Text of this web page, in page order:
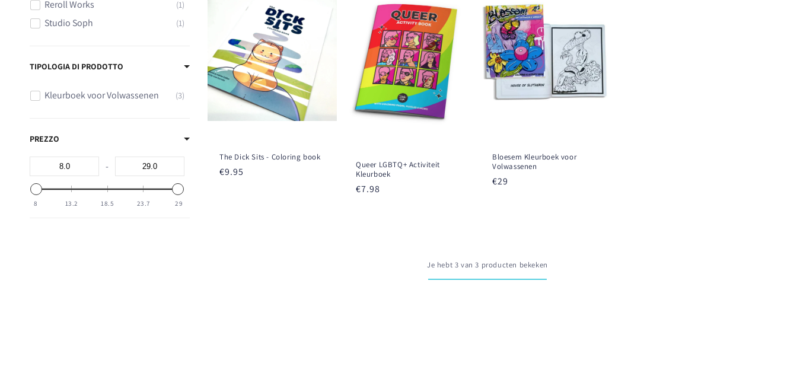
i
o
n
e
:
Reroll Works 1
Studio Soph 1
TIPOLOGIA DI PRODOTTO
Kleurboek voor Volwassenen 3
PREZZO
-
8 13.2 18.5 23.7 29
The Dick Sits - Coloring book
Prezzo
€9.95
Queer LGBTQ+ Activiteit
Kleurboek
Prezzo
€7.98
Bloesem Kleurboek voor
Volwassenen
Prezzo
€29
Je hebt 3 van 3 producten bekeken